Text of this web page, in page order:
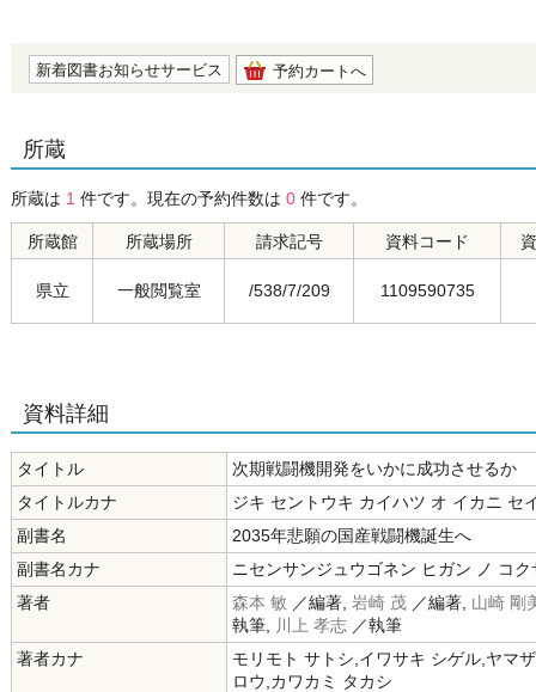
新着図書お知らせサービス 予約カートへ
所蔵
所蔵は 1 件です。現在の予約件数は 0 件です。
所蔵館 所蔵場所 請求記号 資料コード
県立 一般閲覧室 /538/7/209 1109590735
資料詳細
タイトル
次期戦闘機開発をいかに成功させるか
タイトルカナ
ジキ セントウキ カイハツ オ イカニ セ
副書名
2035年悲願の国産戦闘機誕生へ
副書名カナ
ニセンサンジュウゴネン ヒガン ノ コ
著者
森本 敏 ／編著, 岩崎 茂 ／編著, 山崎 剛
執筆,
川上 孝志 ／執筆
著者カナ
モリモト サトシ,イワサキ シゲル,ヤマ
ロウ,カワカミ タカシ